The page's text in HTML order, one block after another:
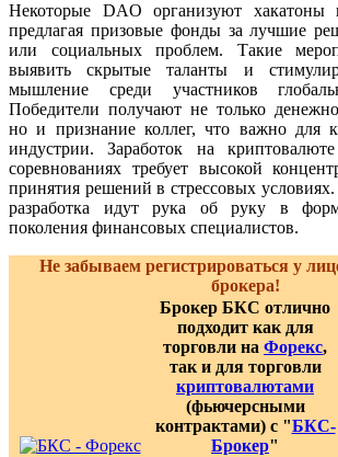
Некоторые DAO организуют хакатоны
предлагая призовые фонды за лучшие
или социальных проблем. Такие
выявить скрытые таланты и
мышление среди участников
Победители получают не только
но и признание коллег, что важно для
индустрии. Заработок на
соревнованиях требует высокой
принятия решений в стрессовых
разработка идут рука об руку в
поколения финансовых специалистов.
Не забываем регистрироваться у
брокера!
Брокер БКС отлично
подходит как для
торговли на Форекс,
так и для торговли
криптовалютами
(фьючерсными
контрактами) с "БКС-
Брокер"